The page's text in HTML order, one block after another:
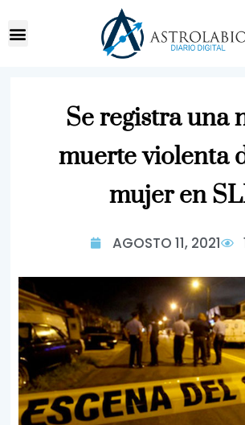
Se registra una
muerte violenta
mujer en
AGOSTO 11, 2021